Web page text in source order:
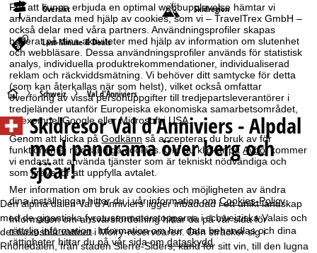
För att kunna erbjuda en optimal webbupplevelse hämtar vi
användardata med hjälp av cookies, som vi – TravelTrex GmbH –
också delar med våra partners. Användningsprofiler skapas
baserat på dina aktiviteter med hjälp av information om slutenhet
och webbläsare. Dessa användningsprofiler används för statistisk
analys, individuella produktrekommendationer, individualiserad
reklam och räckviddsmätning. Vi behöver ditt samtycke för detta
(som kan återkallas när som helst), vilket också omfattar
överföring av vissa personuppgifter till tredjepartsleverantörer i
tredjeländer utanför Europeiska ekonomiska samarbetsområdet,
till exempel Google eller Microsoft i USA.
Genom att klicka påGodkänn så accepterar du bruk av för
funktionen ej nödvändiga cookies. Om du klickar påAvböjkommer
vi endast att använda tjänster som är tekniskt nödvändiga och
som krävs för att uppfylla avtalet.
Mer information om bruk av cookies och möjligheten av ändra
dina inställningar hittar du i vår information omCookies-Policy.
Information om ansvarsfördelning hittar du på vår sida för
rättslig information . Information om hur data behandlas och dina
rättigheter hittar du på vår sida omdataskydd
Översikt Skidregion
Last-Minute & Deals
S
t
a
r
t
s
Schweiz Val d'Anniviers
Skidresor Val d'Anniviers - Alpdal
med panorama över berg och
sjöar!
Den alpina dalen Val d'Anniviers ligger inbäddad i ett unikt landskap
med de gigantiska fyratusenmeterstopparna i schweiziska Valais och
det turkosblå vattnet i Moiry-reservoaren. Den sträcker sig i
Rhônedalen, från staden Sierre-Siders, känd för sitt vin, till den lugna